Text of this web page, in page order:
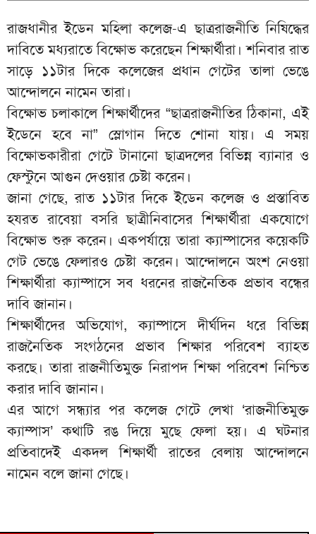
রাজধানীর ইডেন মহিলা কলেজ-এ ছাত্ররাজনীতি নিষিদ্ধের
দাবিতে মধ্যরাতে বিক্ষোভ করেছেন শিক্ষার্থীরা। শনিবার রাত
সাড়ে ১১টার দিকে কলেজের প্রধান গেটের তালা ভেঙে
আন্দোলনে নামেন তারা।
বিক্ষোভ চলাকালে শিক্ষার্থীদের “ছাত্ররাজনীতির ঠিকানা, এই
ইডেনে হবে না” স্লোগান দিতে শোনা যায়। এ সময়
বিক্ষোভকারীরা গেটে টানানো ছাত্রদলের বিভিন্ন ব্যানার ও
ফেস্টুনে আগুন দেওয়ার চেষ্টা করেন।
জানা গেছে, রাত ১১টার দিকে ইডেন কলেজ ও প্রস্তাবিত
হযরত রাবেয়া বসরি ছাত্রীনিবাসের শিক্ষার্থীরা একযোগে
বিক্ষোভ শুরু করেন। একপর্যায়ে তারা ক্যাম্পাসের কয়েকটি
গেট ভেঙে ফেলারও চেষ্টা করেন। আন্দোলনে অংশ নেওয়া
শিক্ষার্থীরা ক্যাম্পাসে সব ধরনের রাজনৈতিক প্রভাব বন্ধের
দাবি জানান।
শিক্ষার্থীদের অভিযোগ, ক্যাম্পাসে দীর্ঘদিন ধরে বিভিন্ন
রাজনৈতিক সংগঠনের প্রভাব শিক্ষার পরিবেশ ব্যাহত
করছে। তারা রাজনীতিমুক্ত নিরাপদ শিক্ষা পরিবেশ নিশ্চিত
করার দাবি জানান।
এর আগে সন্ধ্যার পর কলেজ গেটে লেখা ‘রাজনীতিমুক্ত
ক্যাম্পাস’ কথাটি রঙ দিয়ে মুছে ফেলা হয়। এ ঘটনার
প্রতিবাদেই একদল শিক্ষার্থী রাতের বেলায় আন্দোলনে
নামেন বলে জানা গেছে।